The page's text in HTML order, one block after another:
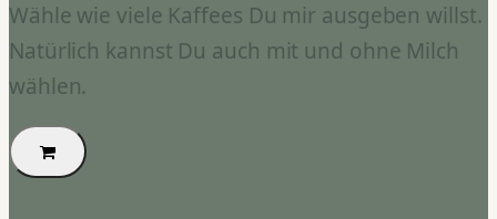
Wähle wie viele Kaffees Du mir ausgeben willst.
Natürlich kannst Du auch mit und ohne Milch
wählen.